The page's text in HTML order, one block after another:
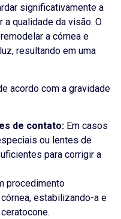
significativamente a
qualidade da visão. O
a córnea e
resultando em uma
acordo com a gravidade
de contato: Em casos
ou lentes de
para corrigir a
procedimento
estabilizando-a e